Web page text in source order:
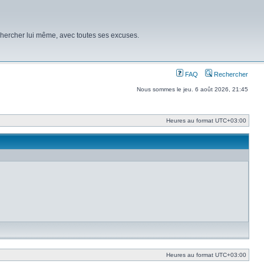
lui même, avec toutes ses excuses.
FAQ Rechercher
Nous sommes le jeu. 6 août 2026, 21:45
Heures au format UTC+03:00
Heures au format UTC+03:00